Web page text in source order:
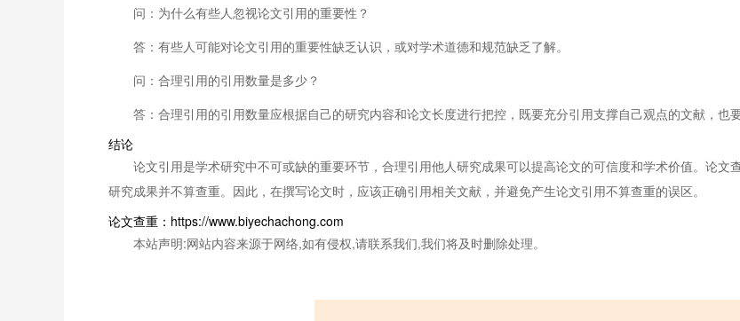
问：为什么有些人忽视论文引用的重要性？
答：有些人可能对论文引用的重要性缺乏认识，或对学术道德和规范缺乏了解。
问：合理引用的引用数量是多少？
答：合理引用的引用数量应根据自己的研究内容和论文长度进行把控，既要充分引用支撑自己观点的文献，也
结论
论文引用是学术研究中不可或缺的重要环节，合理引用他人研究成果可以提高论文的可信度和学术价值。论
研究成果并不算查重。因此，在撰写论文时，应该正确引用相关文献，并避免产生论文引用不算查重的误区。
论文查重：https://www.biyechachong.com
本站声明:网站内容来源于网络,如有侵权,请联系我们,我们将及时删除处理。